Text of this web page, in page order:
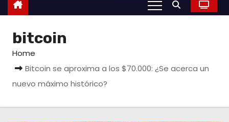
bitcoin
Home
Bitcoin se aproxima a los $70.000: ¿Se acerca un
nuevo máximo histórico?